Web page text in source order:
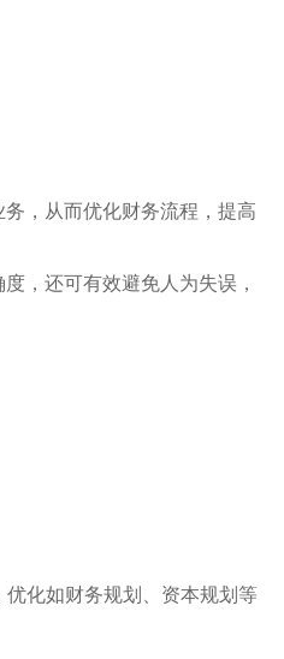
，从而优化财务流程，提高
，还可有效避免人为失误，
化如财务规划、资本规划等